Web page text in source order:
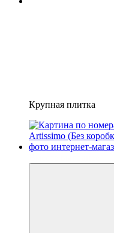
Крупная плитка